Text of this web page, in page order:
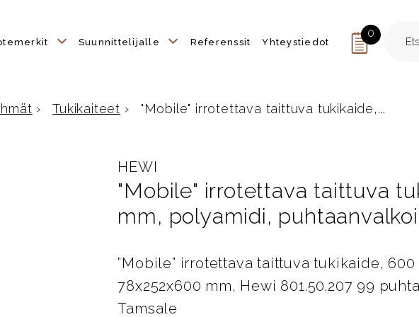
Suunnittelijalle Referenssit Yhteystiedot
0
› Tukikaiteet › "Mobile" irrotettava taittuva tukikaide,...
HEWI
"Mobile" irrotettava taittuva
mm, polyamidi,
”Mobile” irrotettava taittuva tukikaide,
78x252x600 mm, Hewi 801.50.207 99
Tamsale